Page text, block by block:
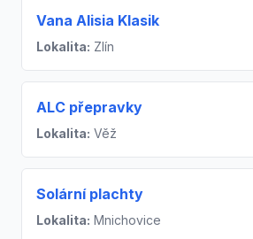
Vana Alisia Klasik
Lokalita: Zlín
ALC přepravky
Lokalita: Věž
Solární plachty
Lokalita: Mnichovice